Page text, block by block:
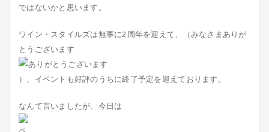
ではないかと思います。
ワイン・スタイルズは無事に2周年を迎えて、（みなさまありが
とうございます
）、イベントも好評のうちに終了予定を迎えております。
なんて言いましたが、今日は